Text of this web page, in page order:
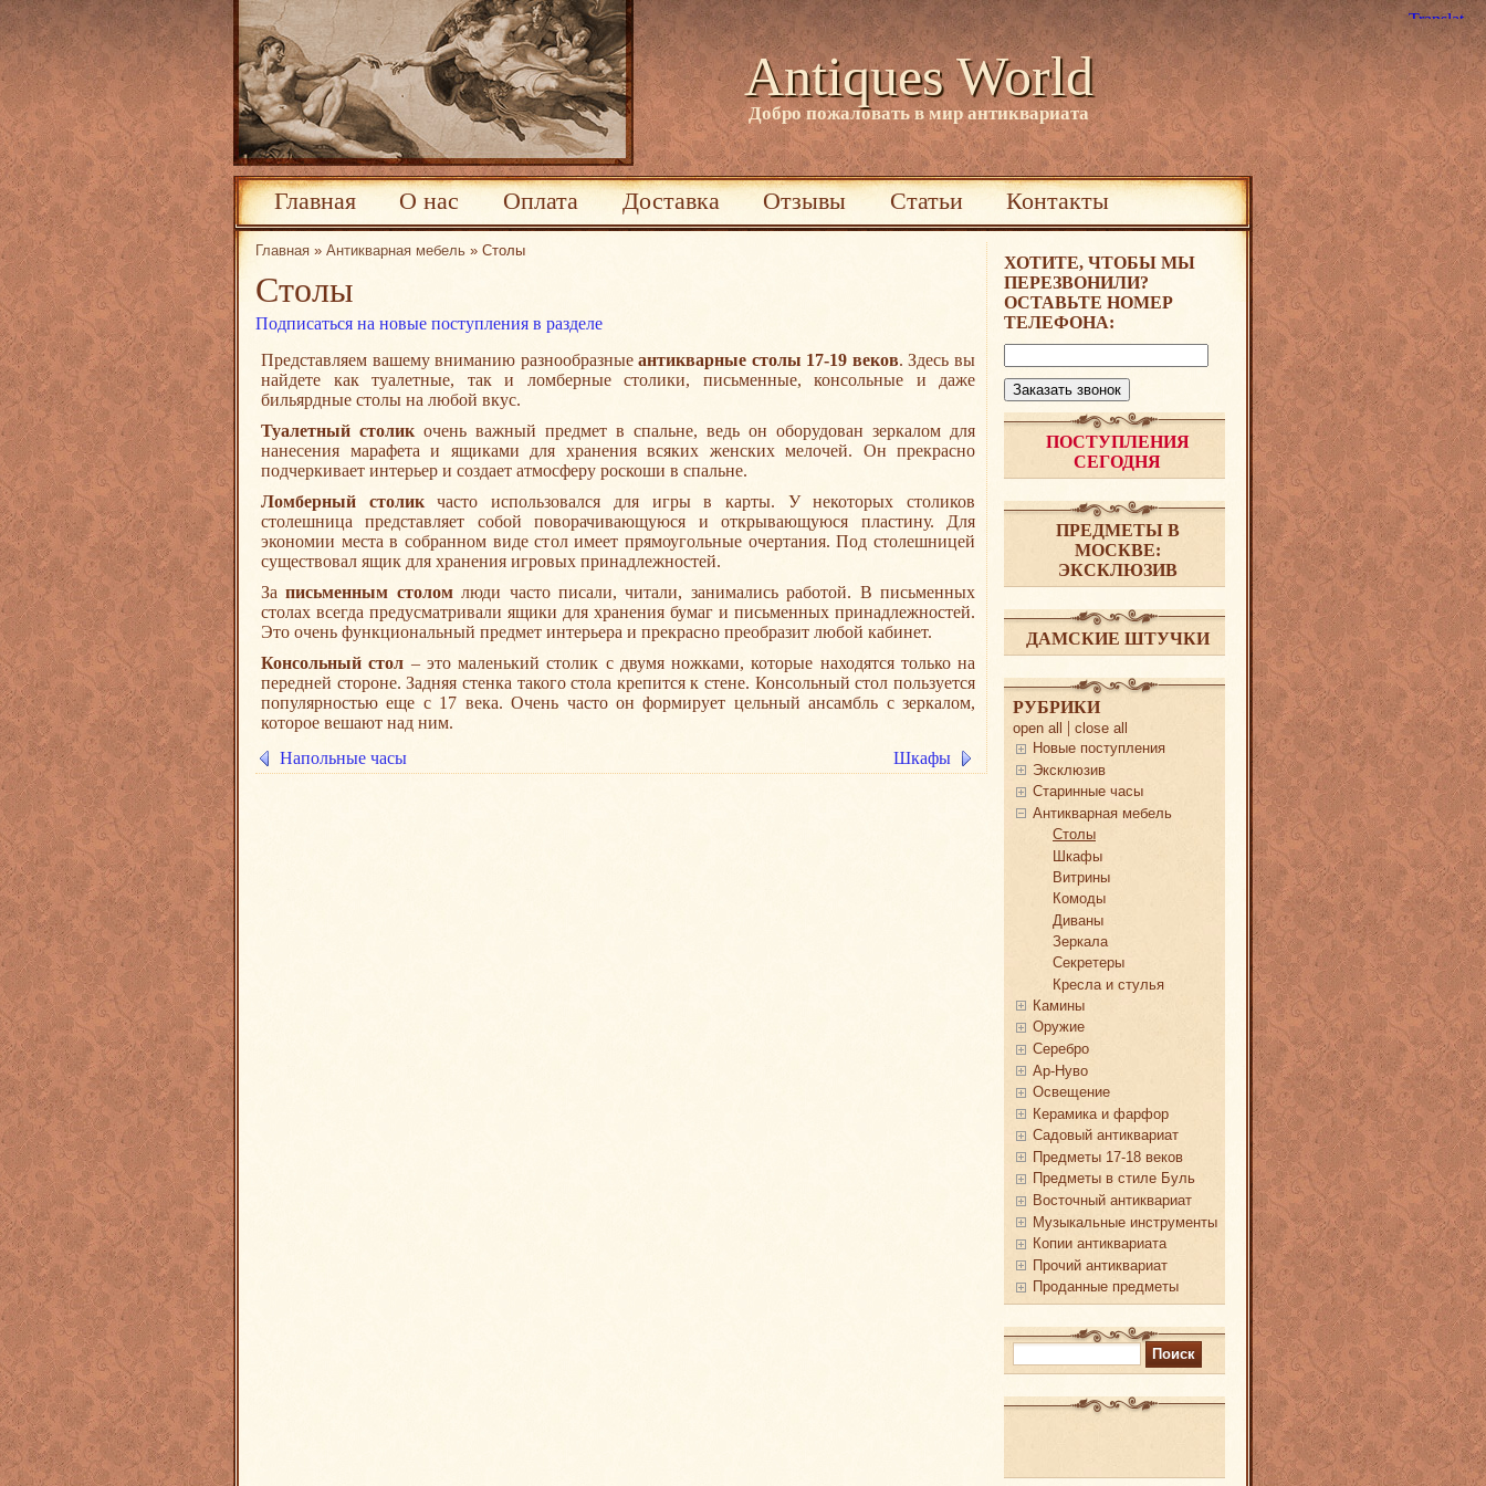
Antiques World
Добро пожаловать в мир антиквариата
Главная О нас Оплата Доставка Отзывы Статьи Контакты
Главная » Антикварная мебель » Столы
Столы
Подписаться на новые поступления в разделе
Представляем вашему вниманию разнообразныеантикварные столы 17-19 веков. Здесь вы
найдете как туалетные, так и ломберные столики, письменные, консольные и даже
бильярдные столы на любой вкус.
Туалетный столик очень важный предмет в спальне, ведь он оборудован зеркалом для
нанесения марафета и ящиками для хранения всяких женских мелочей. Он прекрасно
подчеркивает интерьер и создает атмосферу роскоши в спальне.
Ломберный столикчасто использовался для игры в карты. У некоторых столиков
столешница представляет собой поворачивающуюся и открывающуюся пластину. Для
экономии места в собранном виде стол имеет прямоугольные очертания. Под столешницей
существовал ящик для хранения игровых принадлежностей.
Записьменным столомлюди часто писали, читали, занимались работой. В письменных
столах всегда предусматривали ящики для хранения бумаг и письменных принадлежностей.
Это очень функциональный предмет интерьера и прекрасно преобразит любой кабинет.
Консольный стол – это маленький столик с двумя ножками, которые находятся только на
передней стороне. Задняя стенка такого стола крепится к стене. Консольный стол пользуется
популярностью еще с 17 века. Очень часто он формирует цельный ансамбль с зеркалом,
которое вешают над ним.
Напольные часы
Шкафы
ХОТИТЕ, ЧТОБЫ МЫ
ПЕРЕЗВОНИЛИ?
ОСТАВЬТЕ НОМЕР
ТЕЛЕФОНА:
ПОСТУПЛЕНИЯ
СЕГОДНЯ
ПРЕДМЕТЫ В
МОСКВЕ:
ЭКСКЛЮЗИВ
ДАМСКИЕ ШТУЧКИ
РУБРИКИ
open all | close all
Новые поступления
Эксклюзив
Старинные часы
Антикварная мебель
Столы
Шкафы
Витрины
Комоды
Диваны
Зеркала
Секретеры
Кресла и стулья
Камины
Оружие
Серебро
Ар-Нуво
Освещение
Керамика и фарфор
Садовый антиквариат
Предметы 17-18 веков
Предметы в стиле Буль
Восточный антиквариат
Музыкальные инструменты
Копии антиквариата
Прочий антиквариат
Проданные предметы
Найти: